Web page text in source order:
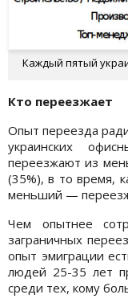
Каждый пятый
Кто переезжает
Опыт переезда
украинских
переезжают из
(35%), в то время,
меньший —
Чем опытнее
заграничных
опыт эмиграции
людей 25-35 лет
среди тех, кому